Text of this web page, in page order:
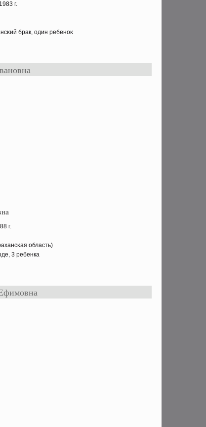
г.
брак, один ребенοκ
г.
область)
3 ребенка